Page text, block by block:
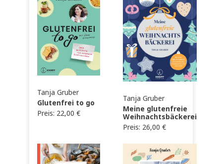
Tanja Gruber
Glutenfrei to go
Preis: 22,00€
Tanja Gruber
Meine glutenfreie
Weihnachtsbäckerei
Preis: 26,00€